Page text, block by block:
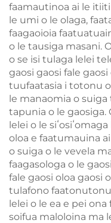
faamautinoa ai le
le umi o le olaga,
faagaoioia
o le tausiga masani.
o se isi tulaga lelei
gaosi gaosi fale
tuufaatasia i totonu
le manaomia o
tapunia o le gaosiga.
lelei o le
oloa e faatumauina
o suiga o le vevela
faagasologa o le
fale gaosi oloa gaosi
tulafono faatonutonu
lelei o le ea e pei
soifua maloloina ma